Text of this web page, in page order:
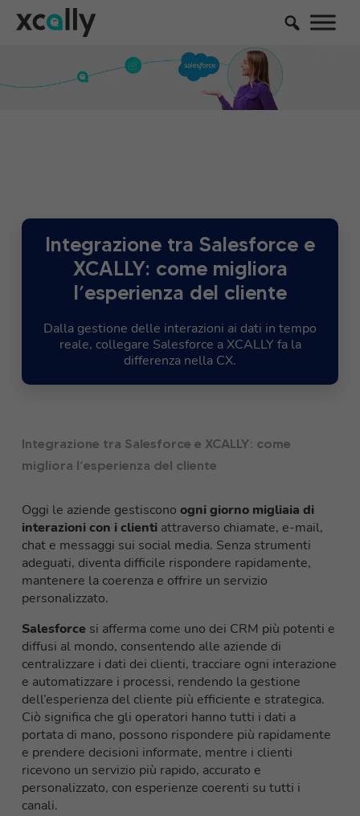
Integrazione tra Salesforce e
XCALLY: come migliora
l’esperienza del cliente
Dalla gestione delle interazioni ai dati in tempo
reale, collegare Salesforce a XCALLY fa la
differenza nella CX.
Integrazione tra Salesforce e XCALLY: come
migliora l’esperienza del cliente
Oggi le aziende gestiscono ogni giorno migliaia di
interazioni con i clienti attraverso chiamate, e-mail,
chat e messaggi sui social media. Senza strumenti
adeguati, diventa difficile rispondere rapidamente,
mantenere la coerenza e offrire un servizio
personalizzato.
Salesforce si afferma come uno dei CRM più potenti e
diffusi al mondo, consentendo alle aziende di
centralizzare i dati dei clienti, tracciare ogni interazione
e automatizzare i processi, rendendo la gestione
dell’esperienza del cliente più efficiente e strategica.
Ciò significa che gli operatori hanno tutti i dati a
portata di mano, possono rispondere più rapidamente
e prendere decisioni informate, mentre i clienti
ricevono un servizio più rapido, accurato e
personalizzato, con esperienze coerenti su tutti i
canali.